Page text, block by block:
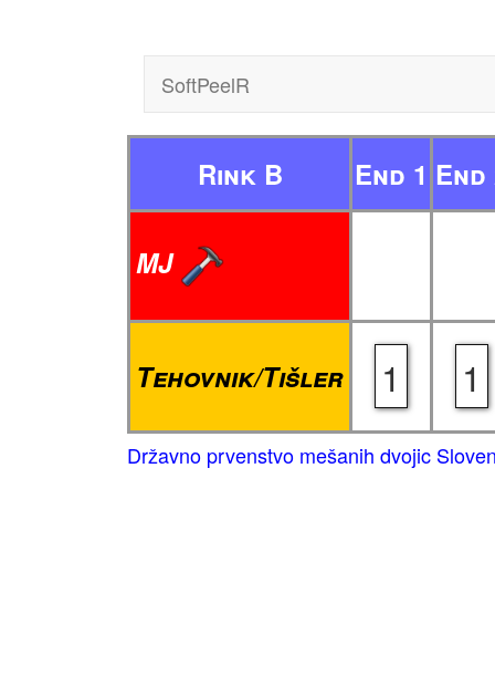
SoftPeelR
Rink B End 1 End
MJ
Tehovnik/Tišler 1 1
Državno prvenstvo mešanih dvojic